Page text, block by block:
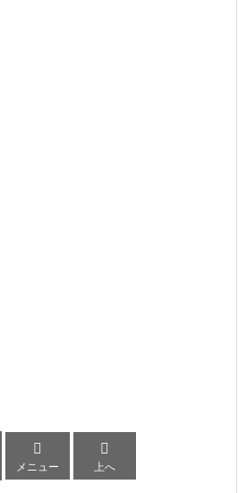

メニュー

上へ